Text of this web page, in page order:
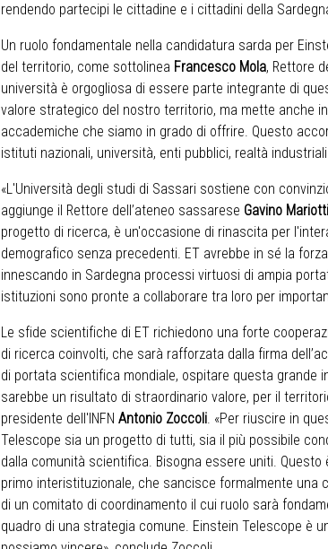
rendendo partecipi le cittadine e i cittadini della
Un ruolo fondamentale nella candidatura sarda per
del territorio, come sottolinea Francesco Mola, Rettore
università è orgogliosa di essere parte integrante di
valore strategico del nostro territorio, ma mette anche
accademiche che siamo in grado di offrire. Questo
istituti nazionali, università, enti pubblici, realtà
«L'Università degli studi di Sassari sostiene con
aggiunge il Rettore dell’ateneo sassarese Gavino Mariotti
progetto di ricerca, è un'occasione di rinascita per
demografico senza precedenti. ET avrebbe in sé la
innescando in Sardegna processi virtuosi di ampia
istituzioni sono pronte a collaborare tra loro per
Le sfide scientifiche di ET richiedono una forte
di ricerca coinvolti, che sarà rafforzata dalla firma
di portata scientifica mondiale, ospitare questa grande
sarebbe un risultato di straordinario valore, per il
presidente dell'INFNAntonio Zoccoli. «Per riuscire in
Telescope sia un progetto di tutti, sia il più possibile
dalla comunità scientifica. Bisogna essere uniti.
primo interistituzionale, che sancisce formalmente una
di un comitato di coordinamento il cui ruolo sarà
quadro di una strategia comune. Einstein Telescope è